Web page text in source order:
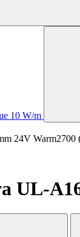
10 W/m
24V
UL-